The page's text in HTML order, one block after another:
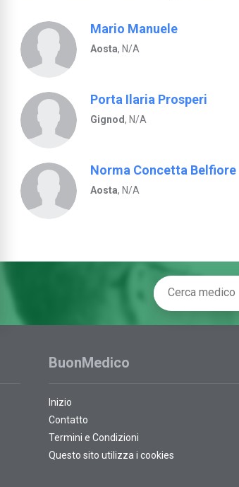
Mario Manuele
Aosta, N/A
Porta Ilaria Prosperi
Gignod, N/A
Norma Concetta Belfiore
Aosta, N/A
BuonMedico
Inizio
Contatto
Termini e Condizioni
Questo sito utilizza i cookies